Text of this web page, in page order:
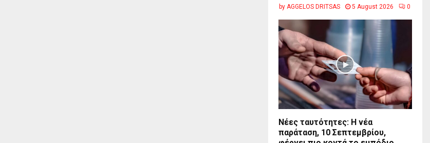
by AGGELOS DRITSAS 5 August 2026 0
Νέες ταυτότητες: Η νέα
παράταση, 10 Σεπτεμβρίου,